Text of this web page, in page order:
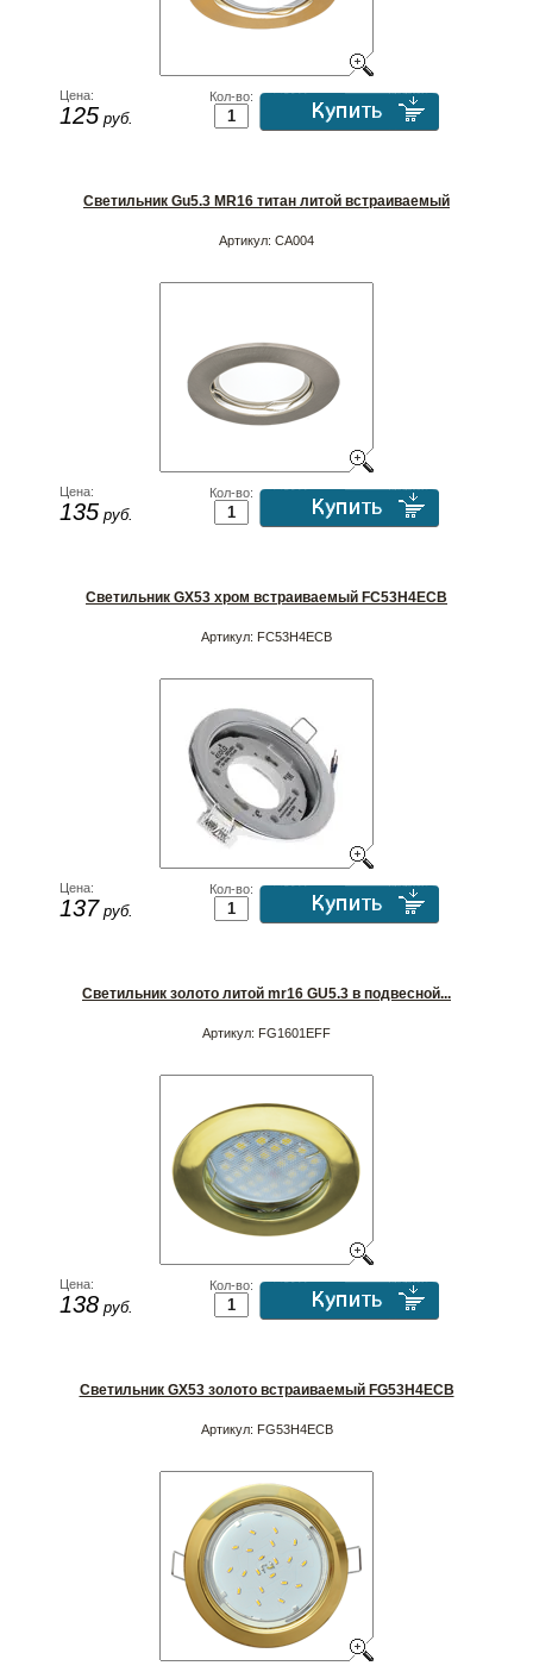
Цена:
125 руб.
Кол-во:
Светильник Gu5.3 MR16 титан литой встраиваемый
Артикул: CA004
Цена:
135 руб.
Кол-во:
Светильник GX53 хром встраиваемый FC53H4ECB
Артикул: FC53H4ECB
Цена:
137 руб.
Кол-во:
Светильник золото литой mr16 GU5.3 в подвесной...
Артикул: FG1601EFF
Цена:
138 руб.
Кол-во:
Светильник GX53 золото встраиваемый FG53H4ECB
Артикул: FG53H4ECB